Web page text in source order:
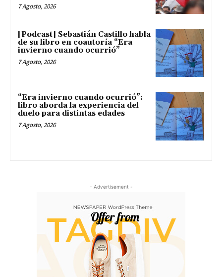
7 Agosto, 2026
[Podcast] Sebastián Castillo habla
de su libro en coautoría “Era
invierno cuando ocurrió”
7 Agosto, 2026
“Era invierno cuando ocurrió”:
libro aborda la experiencia del
duelo para distintas edades
7 Agosto, 2026
- Advertisement -